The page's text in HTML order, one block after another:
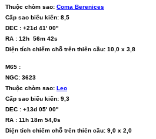
Thuộc chòm sao: Coma Berenices
Cấp sao biểu kiến: 8,5
DEC : +21d 41' 00''
RA : 12h 56m 42s
Diện tích chiếm chỗ trên thiên cầu: 10,0 x 3,8
M65 :
NGC: 3623
Thuộc chòm sao: Leo
Cấp sao biểu kiến: 9,3
DEC : +13d 05' 00''
RA : 11h 18m 54,0s
Diện tích chiếm chỗ trên thiên cầu: 9,0 x 2,0